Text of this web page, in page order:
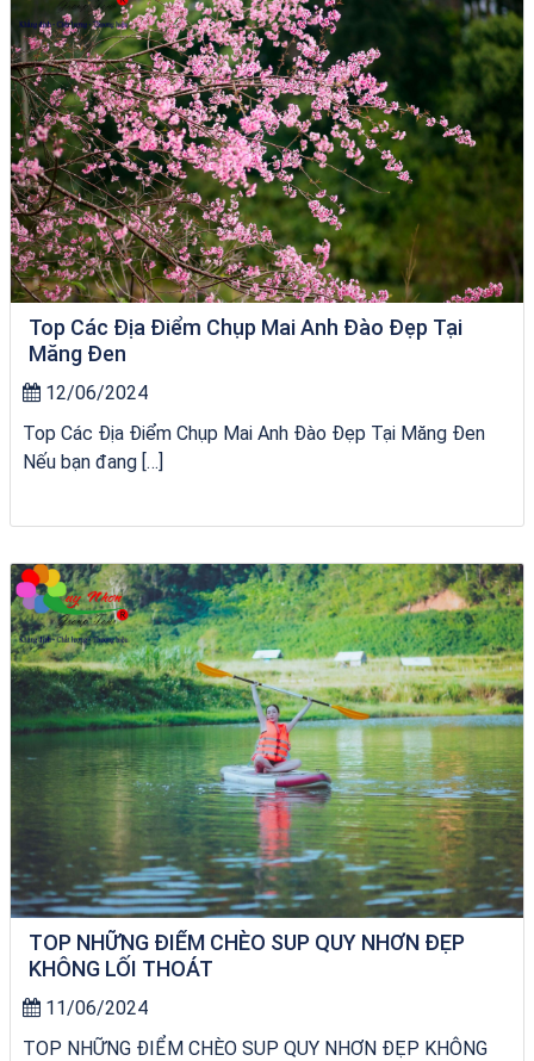
Top Các Địa Điểm Chụp Mai Anh Đào Đẹp Tại
Măng Đen
12/06/2024
Top Các Địa Điểm Chụp Mai Anh Đào Đẹp Tại Măng Đen
Nếu bạn đang […]
Khách sạn Việt Nam Taste
TOP NHỮNG ĐIỂM CHÈO SUP QUY NHƠN ĐẸP
KHÔNG LỐI THOÁT
11/06/2024
TOP NHỮNG ĐIỂM CHÈO SUP QUY NHƠN ĐẸP KHÔNG